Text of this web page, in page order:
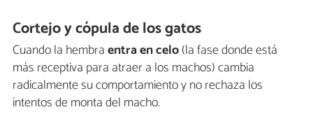
Cortejo y cópula de los gatos
Cuando la hembraentra en celo(la fase donde está
más receptiva para atraer a los machos) cambia
radicalmente su comportamiento y no rechaza los
intentos de monta del macho.